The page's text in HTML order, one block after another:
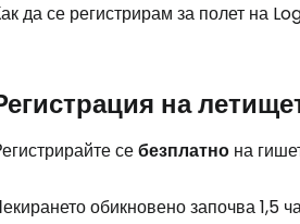
да се регистрирам за полет на
на
себезплатно на
обикновено започва 1,5